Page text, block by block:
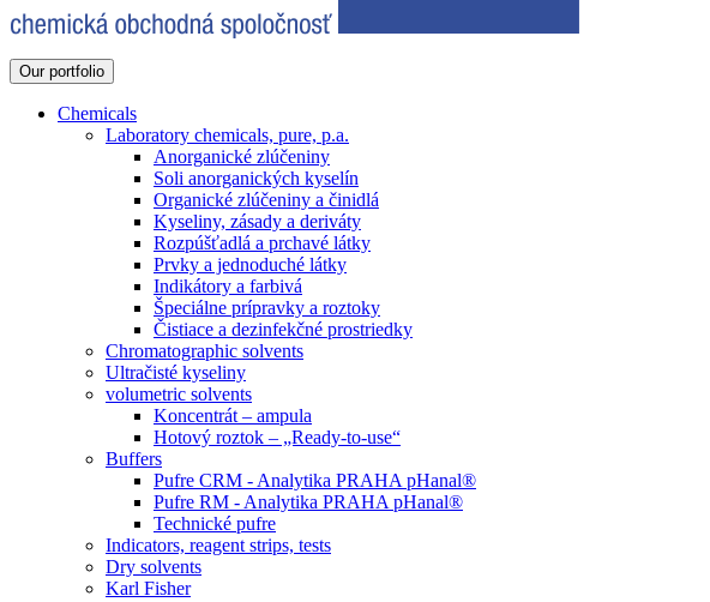
Our portfolio
Chemicals
Laboratory chemicals, pure, p.a.
Anorganické zlúčeniny
Soli anorganických kyselín
Organické zlúčeniny a činidlá
Kyseliny, zásady a deriváty
Rozpúšťadlá a prchavé látky
Prvky a jednoduché látky
Indikátory a farbivá
Špeciálne prípravky a roztoky
Čistiace a dezinfekčné prostriedky
Chromatographic solvents
Ultračisté kyseliny
volumetric solvents
Koncentrát – ampula
Hotový roztok – „Ready-to-use“
Buffers
Pufre CRM - Analytika PRAHA pHanal®
Pufre RM - Analytika PRAHA pHanal®
Technické pufre
Indicators, reagent strips, tests
Dry solvents
Karl Fisher